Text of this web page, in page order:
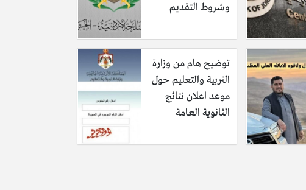
وشروط التقديم
توضيح هام من وزارة
التربية والتعليم حول
موعد اعلان نتائج
الثانوية العامة